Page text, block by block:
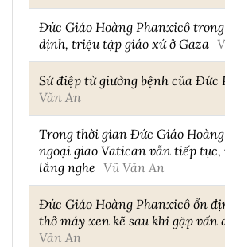
Đức Giáo Hoàng Phanxicô
định, triệu tập giáo xứ ở Gaza
Sứ điệp từ giường bệnh của Đức
Văn An
Trong thời gian Đức Giáo
ngoại giao Vatican vẫn tiếp tục,
lắng nghe Vũ Văn An
Đức Giáo Hoàng Phanxicô ổn
thở máy xen kẽ sau khi gặp vấn
Văn An